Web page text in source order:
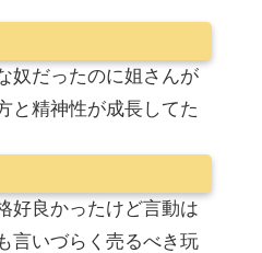
奴だったのに姐さんが
と精神性が成長してた
好良かったけど言動は
言いづらく売るべき玩